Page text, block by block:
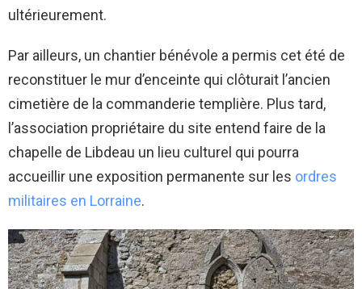
ultérieurement.
Par ailleurs, un chantier bénévole a permis cet été de
reconstituer le mur d’enceinte qui clôturait l’ancien
cimetière de la commanderie templière. Plus tard,
l’association propriétaire du site entend faire de la
chapelle de Libdeau un lieu culturel qui pourra
accueillir une exposition permanente sur les ordres
militaires en Lorraine.